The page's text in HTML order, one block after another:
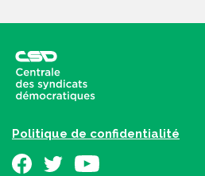
Politique de confidentialité